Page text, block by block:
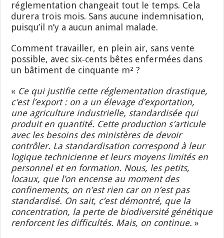
réglementation changeait tout le temps. Cela
durera trois mois. Sans aucune indemnisation,
puisqu’il n’y a aucun animal malade.
Comment travailler, en plein air, sans vente
possible, avec six‑cents bêtes enfermées dans
un bâtiment de cinquante m² ?
« Ce qui justifie cetteréglementation drastique,
c’est l’export : on a un élevage d’exportation,
une agriculture industrielle, standardisée qui
produit en quantité. Cette production s’articule
avec les besoins des ministères de devoir
contrôler. La standardisation correspond à leur
logique technicienne et leurs moyens limités en
personnel et en formation. Nous, les petits,
locaux, que l’on encense au moment des
confinements, on n’est rien car on n’est pas
standardisé. On sait, c’est démontré, que la
concentration, la perte de biodiversité génétique
renforcentles difficultés. Mais, on continue. »